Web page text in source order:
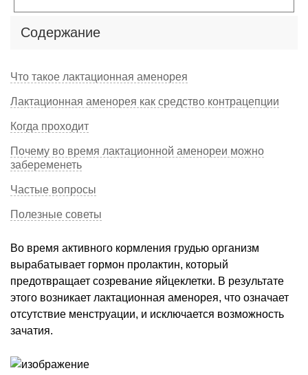
Содержание
Что такое лактационная аменорея
Лактационная аменорея как средство контрацепции
Когда проходит
Почему во время лактационной аменореи можно
забеременеть
Частые вопросы
Полезные советы
Во время активного кормления грудью организм
вырабатывает гормон пролактин, который
предотвращает созревание яйцеклетки. В результате
этого возникает лактационная аменорея, что означает
отсутствие менструации, и исключается возможность
зачатия.